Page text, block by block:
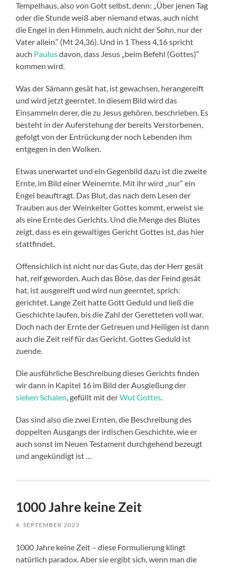
Tempelhaus, also von Gott selbst, denn: „Über jenen Tag
oder die Stunde weiß aber niemand etwas, auch nicht
die Engel in den Himmeln, auch nicht der Sohn, nur der
Vater allein.“ (Mt 24,36). Und in 1 Thess 4,16 spricht
auch Paulusdavon, dass Jesus „beim Befehl (Gottes)“
kommen wird.
Was der Sämann gesät hat, ist gewachsen, herangereift
und wird jetzt geerntet. In diesem Bild wird das
Einsammeln derer, die zu Jesus gehören, beschrieben. Es
besteht in der Auferstehung der bereits Verstorbenen,
gefolgt von der Entrückung der noch Lebenden ihm
entgegen in den Wolken.
Etwas unerwartet und ein Gegenbild dazu ist die zweite
Ernte, im Bild einer Weinernte. Mit ihr wird „nur“ ein
Engel beauftragt. Das Blut, das nach dem Lesen der
Trauben aus der Weinkelter Gottes kommt, erweist sie
als eine Ernte des Gerichts. Und die Menge des Blutes
zeigt, dass es ein gewaltiges Gericht Gottes ist, das hier
stattfindet.
Offensichlich ist nicht nur das Gute, das der Herr gesät
hat, reif geworden. Auch das Böse, das der Feind gesät
hat, ist ausgereift und wird nun geerntet, sprich:
gerichtet. Lange Zeit hatte Gott Geduld und ließ die
Geschichte laufen, bis die Zahl der Geretteten voll war.
Doch nach der Ernte der Getreuen und Heiligen ist dann
auch die Zeit reif für das Gericht. Gottes Geduld ist
zuende.
Die ausführliche Beschreibung dieses Gerichts finden
wir dann in Kapitel 16 im Bild der Ausgießung der
sieben Schalen, gefüllt mit derWut Gottes.
Das sind also die zwei Ernten, die Beschreibung des
doppelten Ausgangs der irdischen Geschichte, wie er
auch sonst im Neuen Testament durchgehend bezeugt
und angekündigt ist …
1000 Jahre keine Zeit
4. SEPTEMBER 2023
1000 Jahre keine Zeit – diese Formulierung klingt
natürlich paradox. Aber sie ergibt sich, wenn man die